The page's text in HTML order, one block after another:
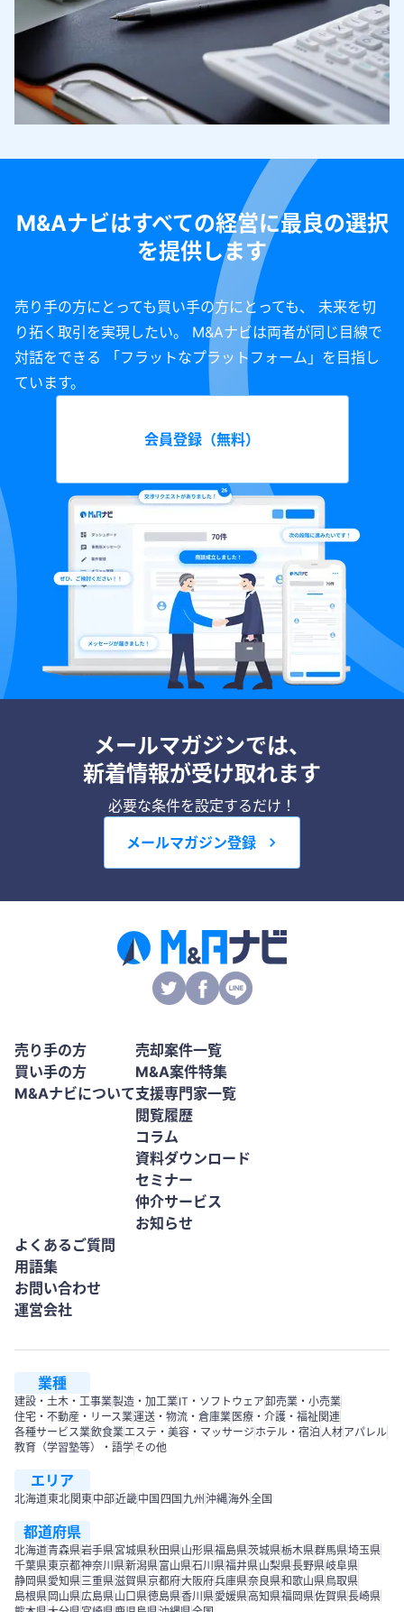
M&Aナビはすべての経営に最良の選択
を提供します
売り手の方にとっても買い手の方にとっても、 未来を切
り拓く取引を実現したい。 M&Aナビは両者が同じ目線で
対話をできる 「フラットなプラットフォーム」を目指し
ています。
会員登録（無料）
メールマガジンでは、
新着情報が受け取れます
必要な条件を設定するだけ！
メールマガジン登録
売り手の方
買い手の方
M&Aナビについて
売却案件一覧
M&A案件特集
支援専門家一覧
閲覧履歴
コラム
資料ダウンロード
セミナー
仲介サービス
お知らせ
よくあるご質問
用語集
お問い合わせ
運営会社
業種
建設・土木・工事業製造・加工業IT・ソフトウェア卸売業・小売業
住宅・不動産・リース業運送・物流・倉庫業 医療・介護・福祉関連
各種サービス業飲食業エステ・美容・マッサージ ホテル・宿泊人材アパレル
教育（学習塾等）・語学その他
エリア
北海道東北 関東中部近畿中国 四国 九州 沖縄海外全国
都道府県
北海道青森県岩手県宮城県秋田県山形県福島県茨城県栃木県群馬県埼玉県
千葉県東京都神奈川県新潟県富山県石川県福井県山梨県長野県岐阜県
静岡県愛知県三重県滋賀県京都府大阪府兵庫県奈良県和歌山県鳥取県
島根県 岡山県広島県山口県徳島県香川県愛媛県高知県福岡県佐賀県長崎県